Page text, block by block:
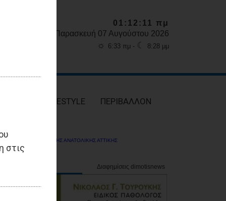
στις
01:12:12 πμ
Παρασκευή 07 Αυγούστου 2026
☼ 6:33 πμ - ☾ 8:28 μμ
LIFESTYLE ΠΕΡΙΒΑΛΛΟΝ
ΔΗΜΟΤΗΣ ΑΝΑΤΟΛΙΚΗΣ ΑΤΤΙΚΗΣ